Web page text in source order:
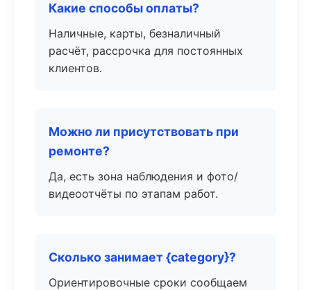
Какие способы оплаты?
Наличные, карты, безналичный
расчёт, рассрочка для постоянных
клиентов.
Можно ли присутствовать при
ремонте?
Да, есть зона наблюдения и фото/
видеоотчёты по этапам работ.
Сколько занимает {category}?
Ориентировочные сроки сообщаем